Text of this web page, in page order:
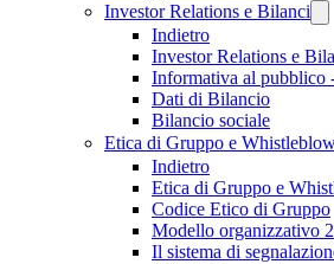
Investor Relations e Bilanci
Indietro
Investor Relations e
Informativa al pubblico
Dati di Bilancio
Bilancio sociale
Etica di Gruppo e
Indietro
Etica di Gruppo e
Codice Etico di Gruppo
Modello organizzativo
Il sistema di